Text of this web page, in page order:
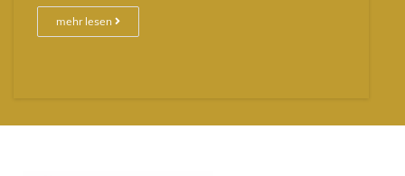
mehr lesen